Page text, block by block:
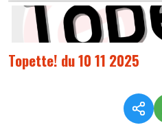
Topette! du 10 11 2025